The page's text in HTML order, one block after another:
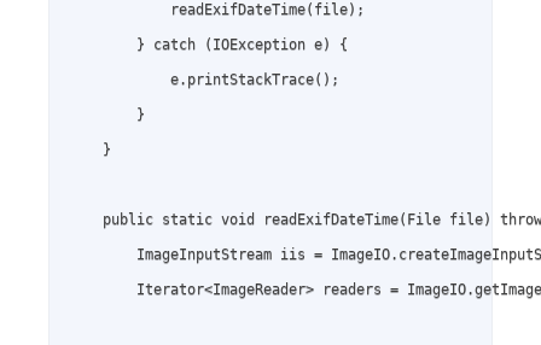
            readExifDateTime(file);
        } catch (IOException e) {
            e.printStackTrace();
        }
    }
public static void readExifDateTime(File file)
ImageInputStream iis =
Iterator<ImageReader> readers =